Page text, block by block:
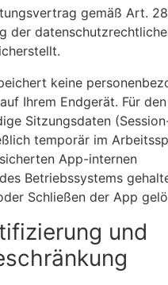
gemäß Art. 28
der
keine
Ihrem Endgerät. Für
Sitzungsdaten
temporär im
App-internen
Betriebssystems
Schließen der App
und